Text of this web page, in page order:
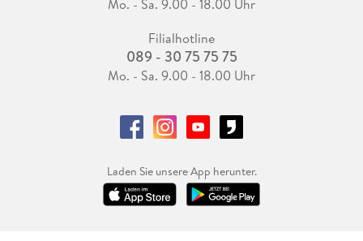
Mo. - Sa. 9.00 - 18.00 Uhr
Filialhotline
089 - 30 75 75 75
Mo. - Sa. 9.00 - 18.00 Uhr
Laden Sie unsere App herunter.